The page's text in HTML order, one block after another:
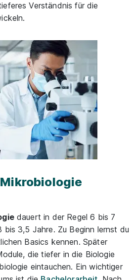
Verständnis für die
dauert in der Regel 6 bis 7
bis 3,5 Jahre. Zu Beginn lernst du
Basics kennen. Später
die tiefer in die Biologie
eintauchen. Ein wichtiger